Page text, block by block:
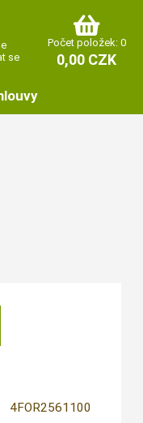
se
Počet položek: 0
0,00 CZK
4FOR2561100